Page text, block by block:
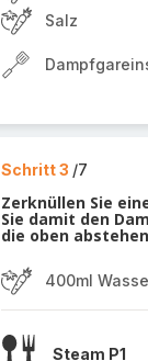
Salz
Schritt 3 /7
Zerknüllen Sie
Sie damit den
die oben
400ml
Steam P1